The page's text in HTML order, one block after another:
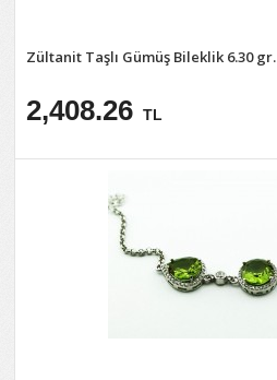
Zültanit Taşlı Gümüş Bileklik 6.30 gr.
2,408.26 TL